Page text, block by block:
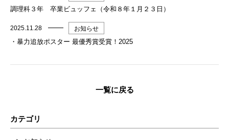
調理科３年 卒業ビュッフェ（令和８年１月２３日）
2025.11.28 お知らせ
・暴力追放ポスター 最優秀賞受賞！2025
一覧に戻る
カテゴリ